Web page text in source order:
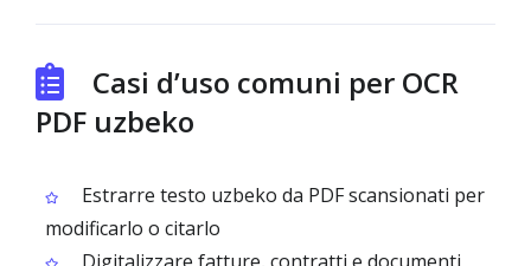
Casi d’uso comuni per OCR
PDF uzbeko
Estrarre testo uzbeko da PDF scansionati per
modificarlo o citarlo